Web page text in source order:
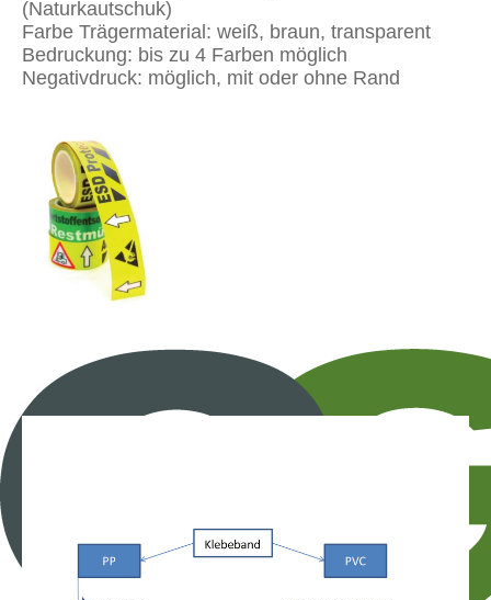
(Naturkautschuk)
Farbe Trägermaterial: weiß, braun, transparent
Bedruckung: bis zu 4 Farben möglich
Negativdruck: möglich, mit oder ohne Rand